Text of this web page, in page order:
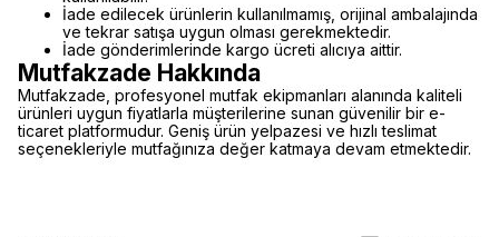
İade edilecek ürünlerin kullanılmamış, orijinal ambalajında
ve tekrar satışa uygun olması gerekmektedir.
İade gönderimlerinde kargo ücreti alıcıya aittir.
Mutfakzade Hakkında
Mutfakzade, profesyonel mutfak ekipmanları alanında kaliteli
ürünleri uygun fiyatlarla müşterilerine sunan güvenilir bir e-
ticaret platformudur. Geniş ürün yelpazesi ve hızlı teslimat
seçenekleriyle mutfağınıza değer katmaya devam etmektedir.